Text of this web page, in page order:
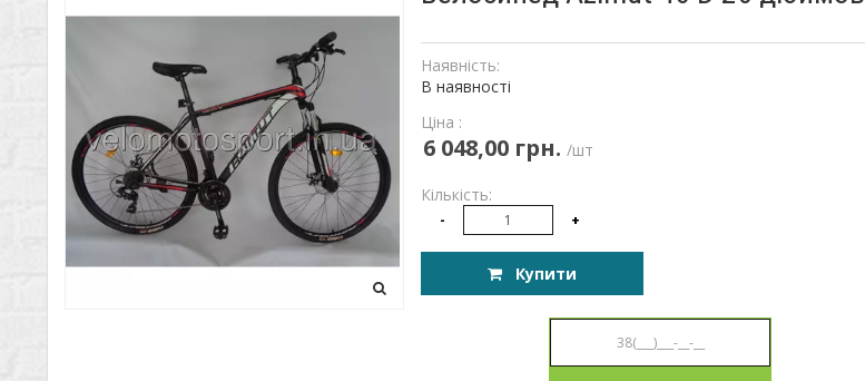
Наявність:
В наявності
Ціна :
6 048,00 грн. /шт
Кількість:
- +
Купити